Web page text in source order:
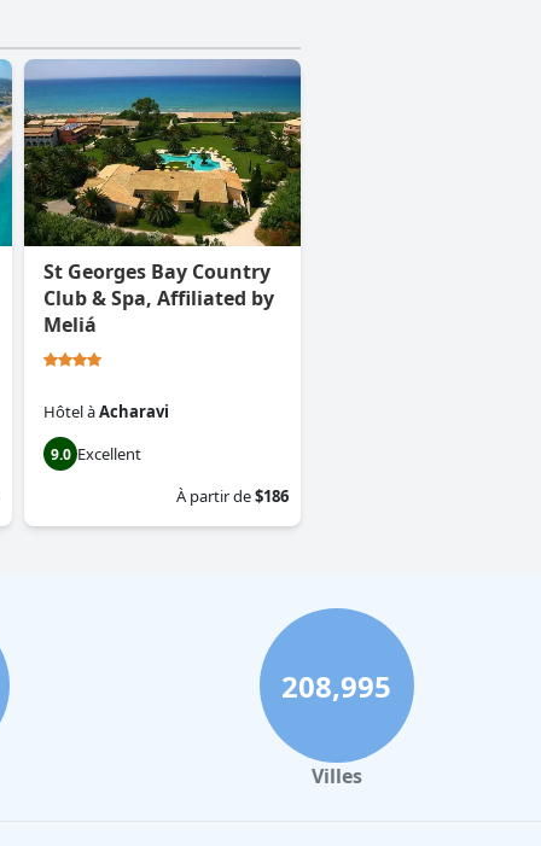
St Georges Bay Country
Club & Spa, Affiliated by
Meliá
HôtelàAcharavi
9.0 Excellent
À partir de$186
208,995
Villes